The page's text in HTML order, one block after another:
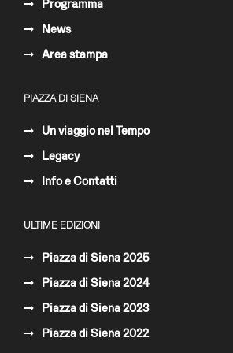
Programma
News
Area stampa
PIAZZA DI SIENA
Un viaggio nel Tempo
Legacy
Info e Contatti
ULTIME EDIZIONI
Piazza di Siena 2025
Piazza di Siena 2024
Piazza di Siena 2023
Piazza di Siena 2022